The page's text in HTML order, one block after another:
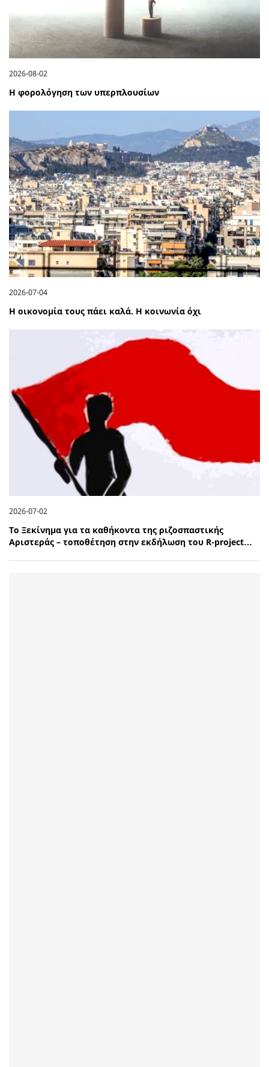
2026-08-02
Η φορολόγηση των υπερπλουσίων
2026-07-04
Η οικονομία τους πάει καλά. Η κοινωνία όχι
2026-07-02
Το Ξεκίνημα για τα καθήκοντα της ριζοσπαστικής
Αριστεράς – τοποθέτηση στην εκδήλωση του R-project…